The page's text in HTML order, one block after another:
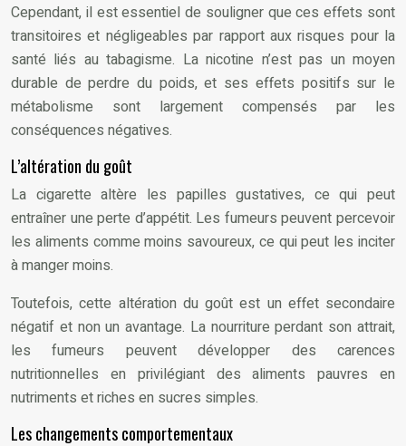
Cependant, il est essentiel de souligner que ces effets sont
transitoires et négligeables par rapport aux risques pour la
santé liés au tabagisme. La nicotine n’est pas un moyen
durable de perdre du poids, et ses effets positifs sur le
métabolisme sont largement compensés par les
conséquences négatives.
L’altération du goût
La cigarette altère les papilles gustatives, ce qui peut
entraîner une perte d’appétit. Les fumeurs peuvent percevoir
les aliments comme moins savoureux, ce qui peut les inciter
à manger moins.
Toutefois, cette altération du goût est un effet secondaire
négatif et non un avantage. La nourriture perdant son attrait,
les fumeurs peuvent développer des carences
nutritionnelles en privilégiant des aliments pauvres en
nutriments et riches en sucres simples.
Les changements comportementaux